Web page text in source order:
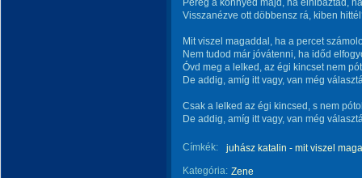
Pereg a könnyed majd, ha elhibáztad,
Visszanézve ott döbbensz rá, kiben
Mit viszel magaddal, ha a percet
Nem tudod már jóvátenni, ha időd
Óvd meg a lelked, az égi kincset nem
De addig, amíg itt vagy, van még
Csak a lelked az égi kincsed, s nem
De addig, amíg itt vagy, van még
Címkék:
juhász katalin - mit viszel
Kategória: Zene